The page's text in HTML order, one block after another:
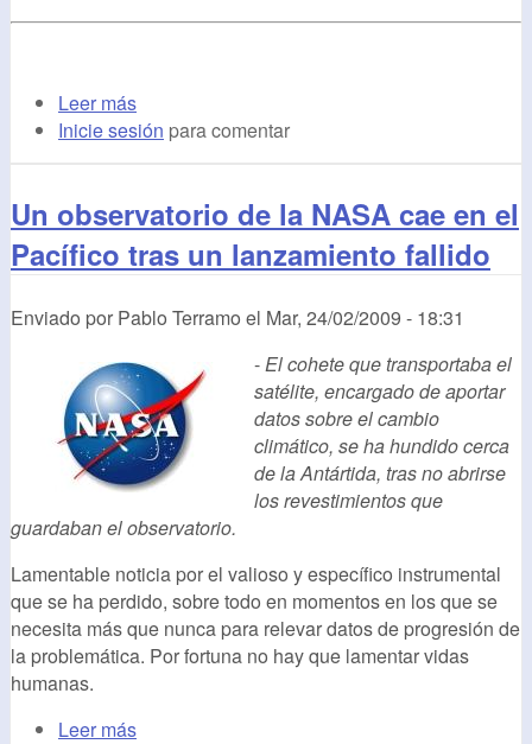
Leer más
Inicie sesión para comentar
Un observatorio de la NASA cae en el
Pacífico tras un lanzamiento fallido
Enviado por Pablo Terramo el Mar, 24/02/2009 - 18:31
-El cohete que transportaba el
satélite, encargado de aportar
datos sobre el cambio
climático, se ha hundido cerca
de la Antártida, tras no abrirse
los revestimientos que
guardaban el observatorio.
Lamentable noticia por el valioso y específico instrumental
que se ha perdido, sobre todo en momentos en los que se
necesita más que nunca para relevar datos de progresión de
la problemática. Por fortuna no hay que lamentar vidas
humanas.
Leer más